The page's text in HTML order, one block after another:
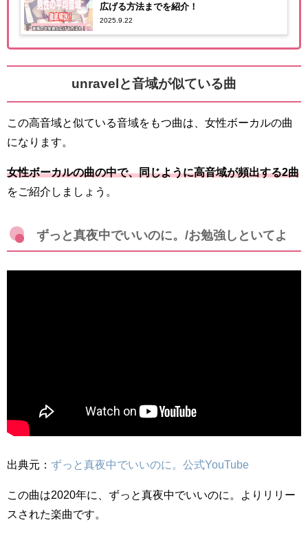
広げる方法までを紹介！
2025.9.22
unravelと音域が似ている曲
この高音域と似ている音域をもつ曲は、女性ボーカルの曲
になります。
女性ボーカルの曲の中で、同じように高音域が頻出する2曲
をご紹介しましょう。
ずっと真夜中でいいのに。/お勉強しといてよ
出典元： ずっと真夜中でいいのに。公式YouTube
この曲は2020年に、ずっと真夜中でいいのに。よりリリー
スされた楽曲です。